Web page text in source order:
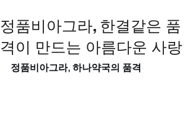
정품비아그라, 한결같은 품
격이 만드는 아름다운 사랑
정품비아그라, 하나약국의 품격